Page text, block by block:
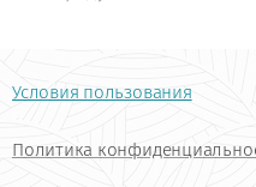
Условия пользования
Политика